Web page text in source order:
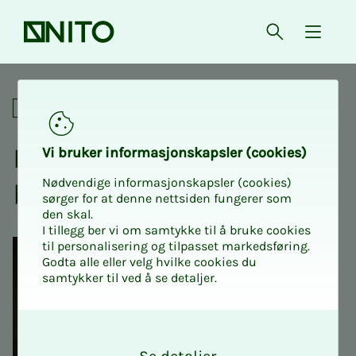
Forsiden Åpne søk
{
Hvordan skape tillit på
Sosialt
Hvor­­­­­dan ska­­­pe til­­­­­lit på ar­­­
beids­­­plas­­­sen
Vi bru­­­ker in­­­for­­­ma­­­sjons­­­kaps­­­­­ler (cookies)
Nødvendige informasjonskapsler (cookies)
sørger for at denne nettsiden fungerer som
den skal.
I tillegg ber vi om samtykke til å bruke cookies
til personalisering og tilpasset markedsføring.
Godta alle eller velg hvilke cookies du
samtykker til ved å se detaljer.